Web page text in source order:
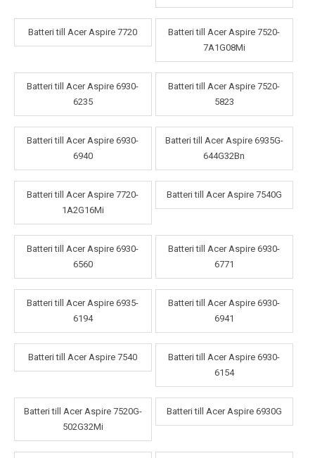
Batteri till Acer Aspire 7720
Batteri till Acer Aspire 7520-
7A1G08Mi
Batteri till Acer Aspire 6930-
6235
Batteri till Acer Aspire 7520-
5823
Batteri till Acer Aspire 6930-
6940
Batteri till Acer Aspire 6935G-
644G32Bn
Batteri till Acer Aspire 7720-
1A2G16Mi
Batteri till Acer Aspire 7540G
Batteri till Acer Aspire 6930-
6560
Batteri till Acer Aspire 6930-
6771
Batteri till Acer Aspire 6935-
6194
Batteri till Acer Aspire 6930-
6941
Batteri till Acer Aspire 7540
Batteri till Acer Aspire 6930-
6154
Batteri till Acer Aspire 7520G-
502G32Mi
Batteri till Acer Aspire 6930G